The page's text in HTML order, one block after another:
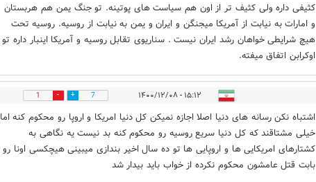
کثیفی داره ولی کثیف تر از اون هم سیاست های پوتینه. تو جنگ یمن هم هربستان
و امارات به نیابت از آمریکا میجنگن و ایران و یمن به نیابت از روسیه. روسیه تحت
هیچ شرایطی خواهان رشد ایران نیست . سناریوی تقابل روسیه و آمریکا اینبار داره تو
اوکرابن اتفاق میفته.
۱۵:۱۲ - ۱۴۰۰/۱۲/۰۸ 7
1
اشتباه نکن رسانه های دنیا اصلا اجازه نمیکن کل دنیا امریکا و اروپا رو محکوم کنه اما
خیلی مشتاقند که کل دنیا سریع روسیه رو محکوم کنه بد نیست یه نگاهی به
کشتارهای امریکایی ها و اروپایی ها تو ده سال اخیر بندازی میبینی هیچکسی اونا رو
بابت قتل عامشون محکوم نکرده از خواب باید بیدار شد